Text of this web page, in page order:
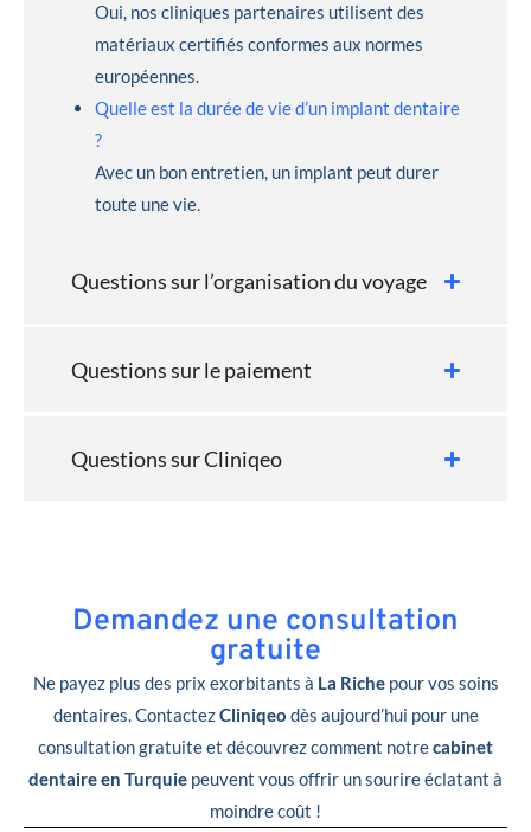
Oui, nos cliniques partenaires utilisent des
matériaux certifiés conformes aux normes
européennes.
Quelle est la durée de vie d’un implant dentaire
?
Avec un bon entretien, un implant peut durer
toute une vie.
Questions sur l’organisation du voyage
Questions sur le paiement
Questions sur Cliniqeo
Demandez une consultation
gratuite
Ne payez plus des prix exorbitants à La Richepour vos soins
dentaires. ContactezCliniqeo dès aujourd’hui pour une
consultation gratuite et découvrez comment notrecabinet
dentaire en Turquie peuvent vous offrir un sourire éclatant à
moindre coût !